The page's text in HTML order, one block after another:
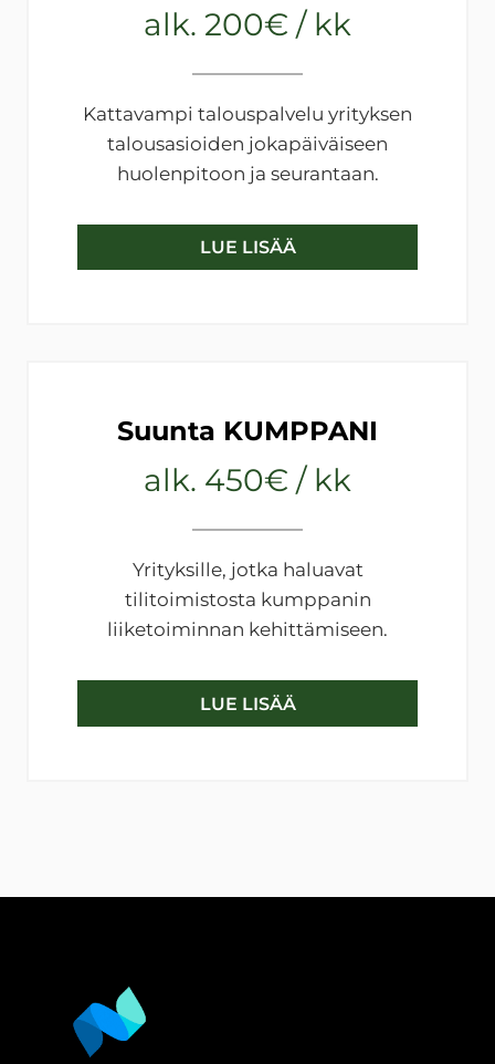
alk. 200€ / kk
Kattavampi talouspalvelu yrityksen
talousasioiden jokapäiväiseen
huolenpitoon ja seurantaan.
LUE LISÄÄ
Suunta KUMPPANI
alk. 450€ / kk
Yrityksille, jotka haluavat
tilitoimistosta kumppanin
liiketoiminnan kehittämiseen.
LUE LISÄÄ